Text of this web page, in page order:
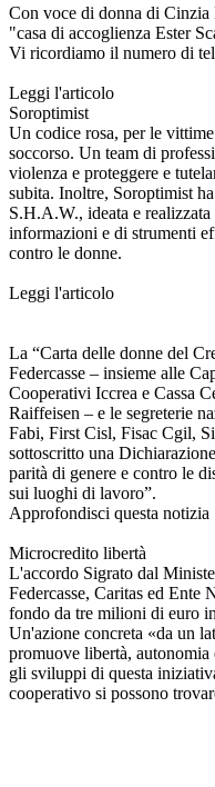
Con voce di donna di
"casa di accoglienza Ester
Vi ricordiamo il numero di
Leggi l'articolo
Soroptimist
Un codice rosa, per le
soccorso. Un team di
violenza e proteggere e
subita. Inoltre, Soroptimist
S.H.A.W., ideata e
informazioni e di strumenti
contro le donne.
Leggi l'articolo
La “Carta delle donne del
Federcasse – insieme alle
Cooperativi Iccrea e Cassa
Raiffeisen – e le segreterie
Fabi, First Cisl, Fisac Cgil,
sottoscritto una
parità di genere e contro le
sui luoghi di lavoro”.
Approfondisci questa notizia
Microcredito libertà
L'accordo Sigrato dal
Federcasse, Caritas ed
fondo da tre milioni di euro
Un'azione concreta «da un
promuove libertà,
gli sviluppi di questa
cooperativo si possono